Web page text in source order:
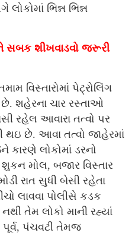
લોકોમાં ભિન્ન ભિન્ન
સબક શીખવાડવો જરૂરી
વિસ્તારોમાં પેટ્રોલિંગ
શહેરના ચાર રસ્તાઓ
રહેલ આવારા તત્વો પર
થઇ છે. આવા તત્વો જાહેરમાં
લોકોમાં ડરનો
શુકન મોલ, બજાર વિસ્તાર
રાત સુધી બેસી રહેતા
લાવવા પોલીસે કડક
તેમ લોકો માની રહ્યાં
પંચવટી તેમજ